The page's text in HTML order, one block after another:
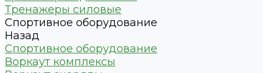
Тренажеры силовые
Спортивное оборудование
Назад
Спортивное оборудование
Воркаут комплексы